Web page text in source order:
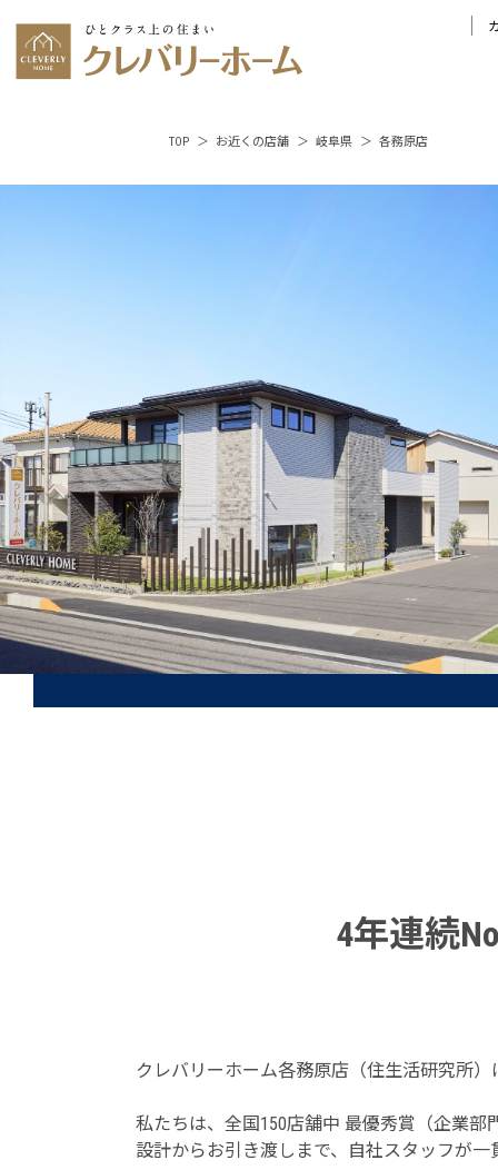
TOP お近くの店舗 岐阜県 各務原店
4年連続
クレバリーホーム各務原店（住生活研究所
私たちは、全国150店舗中 最優秀賞（企業部
設計からお引き渡しまで、自社スタッフが一